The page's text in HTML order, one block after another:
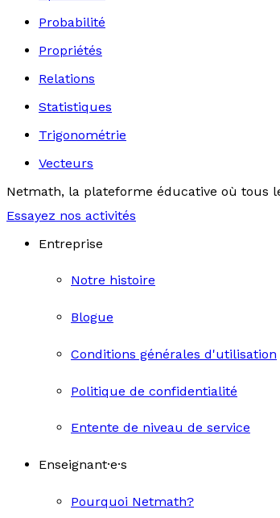
Probabilité
Propriétés
Relations
Statistiques
Trigonométrie
Vecteurs
Netmath, la plateforme éducative où tous
Essayez nos activités
Entreprise
Notre histoire
Blogue
Conditions générales d'utilisation
Politique de confidentialité
Entente de niveau de service
Enseignant·e·s
Pourquoi Netmath?